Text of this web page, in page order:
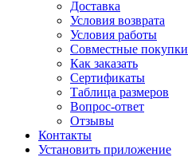
Доставка
Условия возврата
Условия работы
Совместные покупки
Как заказать
Сертификаты
Таблица размеров
Вопрос-ответ
Отзывы
Контакты
Установить приложение